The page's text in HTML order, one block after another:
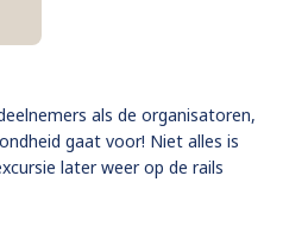
als de organisatoren,
gaat voor! Niet alles is
later weer op de rails